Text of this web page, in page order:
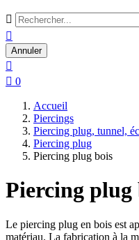


Annuler

 0
Accueil
Piercings
Piercing plug, tunnel,
Piercing plug
Piercing plug bois
Piercing plug
Le piercing plug en bois est
matériau. La fabrication à la